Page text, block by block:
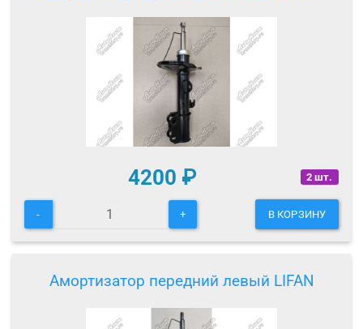
2 шт.
4200 ₽
- + В КОРЗИНУ
Амортизатор передний левый LIFAN